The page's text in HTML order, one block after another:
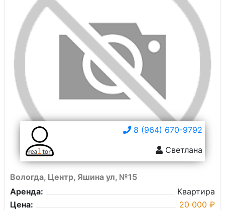
8 (964) 670-9792
Светлана
Вологда, Центр, Яшина ул, №15
Аренда:
Квартира
Цена:
20 000 ₽